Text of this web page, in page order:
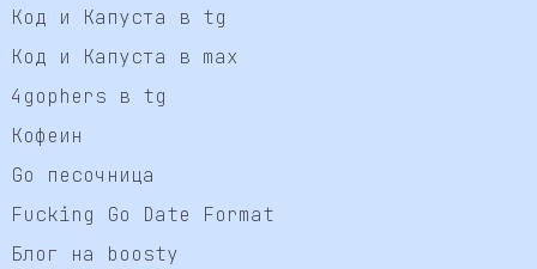
Код и Капуста в tg
Код и Капуста в max
4gophers в tg
Кофеин
Go песочница
Fucking Go Date Format
Блог на boosty